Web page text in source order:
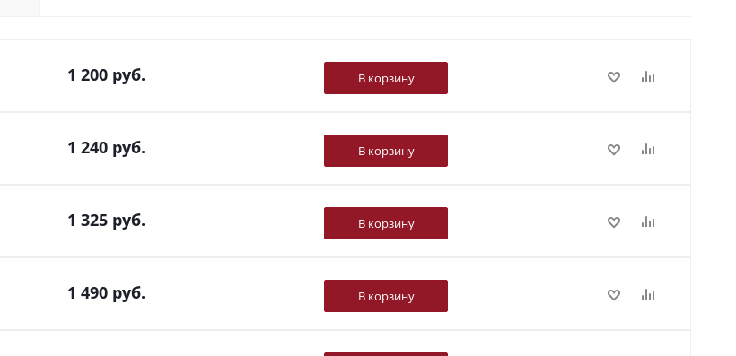
1 200 руб. В корзину
1 240 руб. В корзину
1 325 руб. В корзину
1 490 руб. В корзину